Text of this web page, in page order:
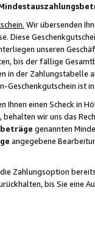
Wir übersenden
Diese
unseren
bis der fällige
in der
Geschenkgutschein ist
Ihnen einen Scheck in
wir uns das
genannten
angegebene
Zahlungsoption
bis Sie